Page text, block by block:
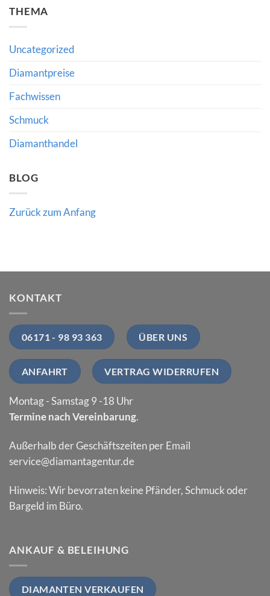
Schmuckhandel:
für
Käufer
Händler
bedeutet
Gemfields-
den
bedeuten
THEMA
Uncategorized
Diamantpreise
Fachwissen
Schmuck
Diamanthandel
BLOG
Zurück zum Anfang
KONTAKT
06171 - 98 93 363 ÜBER UNS
ANFAHRT VERTRAG WIDERRUFEN
Montag - Samstag 9 -18 Uhr
Termine nach Vereinbarung.
Außerhalb der Geschäftszeiten per Email
service@diamantagentur.de
Hinweis: Wir bevorraten keine Pfänder, Schmuck oder
Bargeld im Büro.
ANKAUF & BELEIHUNG
DIAMANTEN VERKAUFEN